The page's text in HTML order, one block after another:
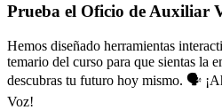
Prueba el Oficio de Auxiliar
Hemos diseñado herramientas
temario del curso para que sientas la
descubras tu futuro hoy mismo. 🗣️
Voz!